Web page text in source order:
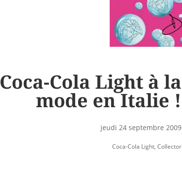
Coca-Cola Light à la
mode en Italie !
jeudi 24 septembre 2009
Coca-Cola Light,Collector